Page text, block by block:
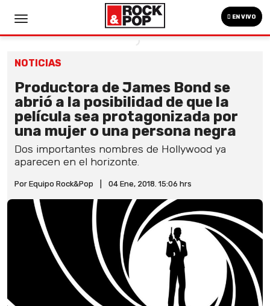
EN VIVO
NOTICIAS
Productora de James Bond se
abrió a la posibilidad de que la
película sea protagonizada por
una mujer o una persona negra
Dos importantes nombres de Hollywood ya
aparecen en el horizonte.
Por Equipo Rock&Pop 04 Ene, 2018. 15:06 hrs